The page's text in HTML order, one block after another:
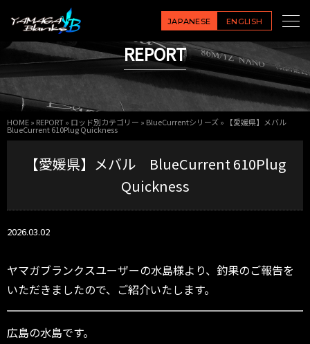
JAPANESE ENGLISH
REPORT
HOME» REPORT» ロッド別カテゴリー » BlueCurrentシリーズ» 【愛媛県】メバル
BlueCurrent 610Plug Quickness
【愛媛県】メバル BlueCurrent 610Plug
Quickness
2026.03.02
ヤマガブランクスユーザーの水島様より、釣果のご報告を
いただきましたので、ご紹介いたします。
広島の水島です。